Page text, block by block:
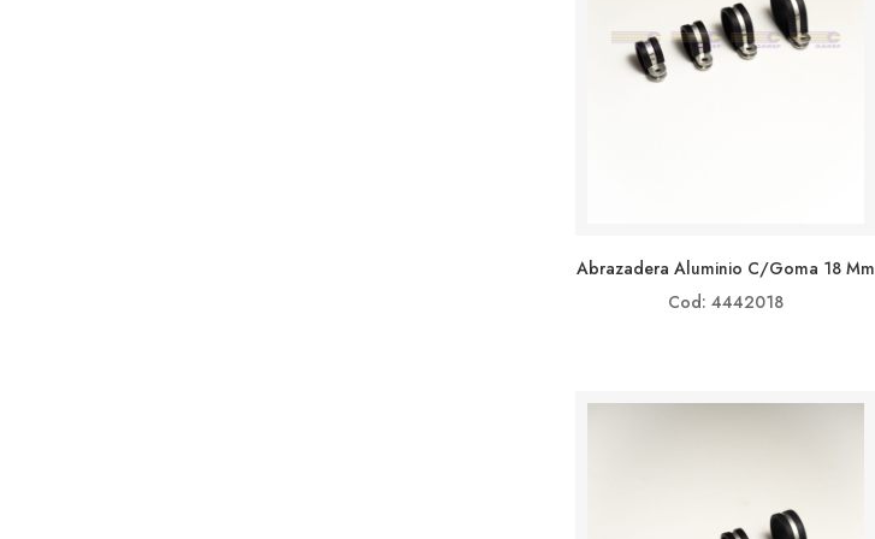
Abrazadera Aluminio C/goma 18 Mm
Cod: 4442018